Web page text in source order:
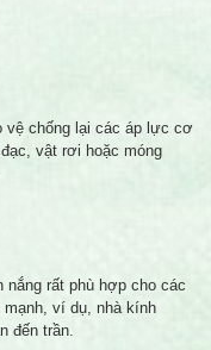
vệ chống lại các áp lực cơ
vật rơi hoặc móng
rất phù hợp cho các
ví dụ, nhà kính
đến trần.